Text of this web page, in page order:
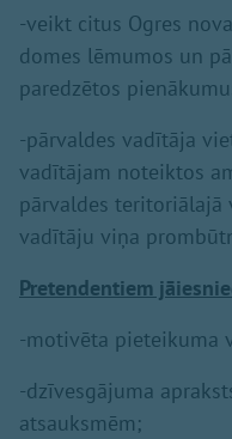
-veikt citus Ogres
domes lēmumos un
paredzētos
-pārvaldes vadītāja
vadītājam noteiktos
pārvaldes teritoriālajā
vadītāju viņa
Pretendentiem
-motivēta pieteikuma
-dzīvesgājuma
atsauksmēm;